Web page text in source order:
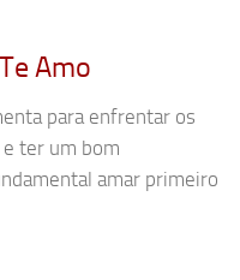
Amo
para enfrentar os
ter um bom
amar primeiro